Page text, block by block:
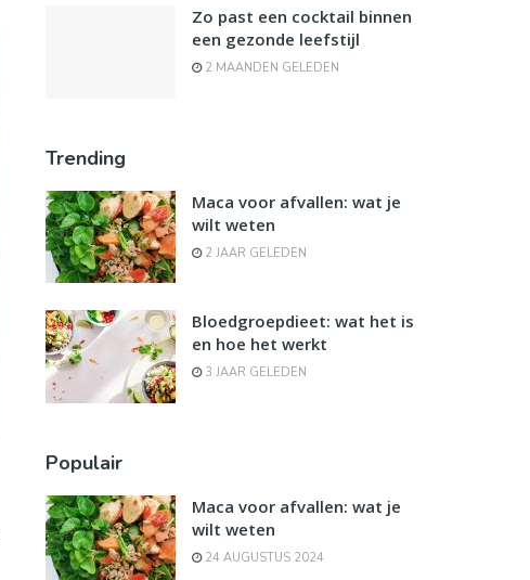
Zo past een cocktail binnen
een gezonde leefstijl
2 MAANDEN GELEDEN
Trending
Maca voor afvallen: wat je
wilt weten
2 JAAR GELEDEN
Bloedgroepdieet: wat het is
en hoe het werkt
3 JAAR GELEDEN
Populair
Maca voor afvallen: wat je
wilt weten
24 AUGUSTUS 2024